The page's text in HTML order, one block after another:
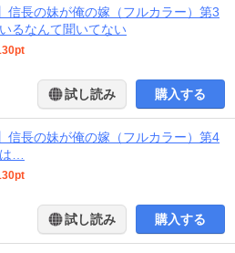
信長の妹が俺の嫁（フルカラー）第3
るなんて聞いてない
試し読み 購入する
信長の妹が俺の嫁（フルカラー）第4
…
試し読み 購入する